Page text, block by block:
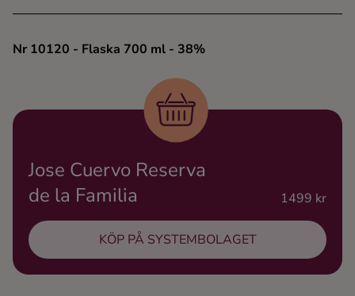
Ingredienser
Nr 10120 - Flaska 700 ml - 38%
Jose Cuervo Reserva
de la Familia
1499 kr
KÖP PÅ SYSTEMBOLAGET